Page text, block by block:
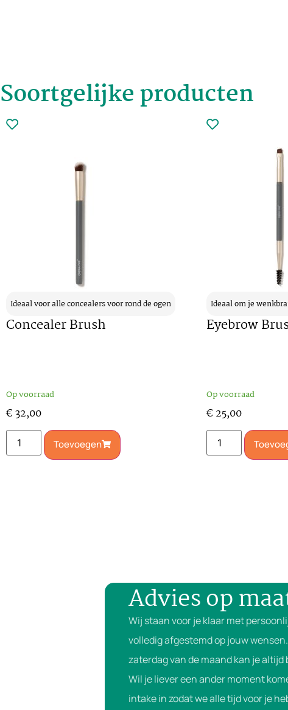
Soortgelijke producten
Ideaal voor alle concealers voor rond de ogen
Concealer Brush
Op voorraad
€32,00
Toevoegen
Ideaal om je
Eyebrow
Op voorraad
€ 25,00
Advies op
Wij staan voor je klaar met
volledig afgestemd op jouw
zaterdag van de maand kan je
Wil je liever een ander moment
intake in zodat we alle tijd voor je